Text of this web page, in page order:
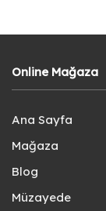
Online Mağaza
Ana Sayfa
Mağaza
Blog
Müzayede